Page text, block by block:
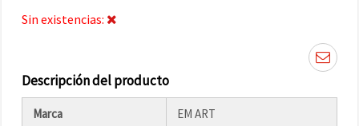
Sin existencias:
Descripción del producto
Marca EM ART